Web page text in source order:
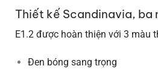
Thiết kế Scandinavia, ba
E1.2 được hoàn thiện với 3 màu
Đen bóng sang trọng